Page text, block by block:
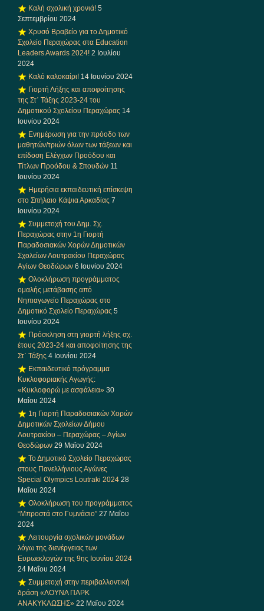
Καλή σχολική χρονιά! 5
Σεπτεμβρίου 2024
Χρυσό Βραβείο για το Δημοτικό
Σχολείο Περαχώρας στα Education
Leaders Awards 2024! 2 Ιουλίου
2024
Καλό καλοκαίρι! 14 Ιουνίου 2024
Γιορτή Λήξης και αποφοίτησης
της Στ΄ Τάξης 2023-24 του
Δημοτικού Σχολείου Περαχώρας 14
Ιουνίου 2024
Ενημέρωση για την πρόοδο των
μαθητών/τριών όλων των τάξεων και
επίδοση Ελέγχων Προόδου και
Τίτλων Προόδου & Σπουδών 11
Ιουνίου 2024
Ημερήσια εκπαιδευτική επίσκεψη
στο Σπήλαιο Κάψια Αρκαδίας 7
Ιουνίου 2024
Συμμετοχή του Δημ. Σχ.
Περαχώρας στην 1η Γιορτή
Παραδοσιακών Χορών Δημοτικών
Σχολείων Λουτρακίου Περαχώρας
Αγίων Θεοδώρων 6 Ιουνίου 2024
Ολοκλήρωση προγράμματος
ομαλής μετάβασης από
Νηπιαγωγείο Περαχώρας στο
Δημοτικό Σχολείο Περαχώρας 5
Ιουνίου 2024
Πρόσκληση στη γιορτή λήξης σχ.
έτους 2023-24 και αποφοίτησης της
Στ΄ Τάξης 4 Ιουνίου 2024
Εκπαιδευτικό πρόγραμμα
Κυκλοφοριακής Αγωγής:
«Κυκλοφορώ με ασφάλεια» 30
Μαΐου 2024
1η Γιορτή Παραδοσιακών Χορών
Δημοτικών Σχολείων Δήμου
Λουτρακίου – Περαχώρας – Αγίων
Θεοδώρων 29 Μαΐου 2024
Το Δημοτικό Σχολείο Περαχώρας
στους Πανελλήνιους Αγώνες
Special Olympics Loutraki 2024 28
Μαΐου 2024
Ολοκλήρωση του προγράμματος
“Μπροστά στο Γυμνάσιο” 27 Μαΐου
2024
Λειτουργία σχολικών μονάδων
λόγω της διενέργειας των
Ευρωεκλογών της 9ης Ιουνίου 2024
24 Μαΐου 2024
Συμμετοχή στην περιβαλλοντική
δράση «ΛΟΥΝΑ ΠΑΡΚ
ΑΝΑΚΥΚΛΩΣΗΣ» 22 Μαΐου 2024